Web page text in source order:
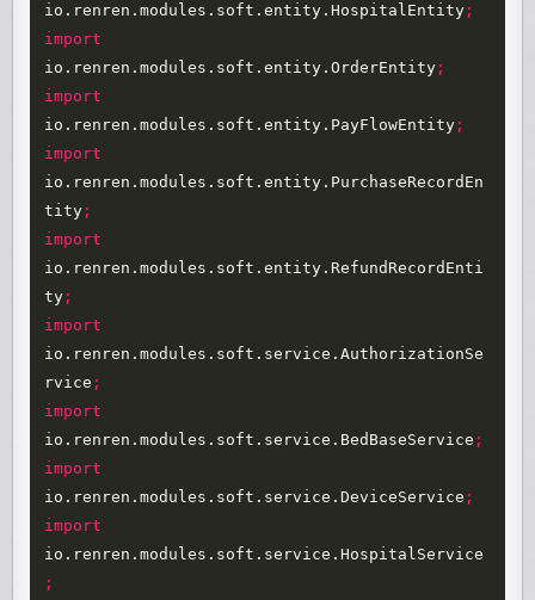
io.renren.modules.soft.entity.HospitalEntity ;
import
io.renren.modules.soft.entity.OrderEntity ;
import
io.renren.modules.soft.entity.PayFlowEntity ;
import
io.renren.modules.soft.entity.PurchaseRecordEn
tity ;
import
io.renren.modules.soft.entity.RefundRecordEnti
ty ;
import
io.renren.modules.soft.service.AuthorizationSe
rvice ;
import
io.renren.modules.soft.service.BedBaseService ;
import
io.renren.modules.soft.service.DeviceService ;
import
io.renren.modules.soft.service.HospitalService
;